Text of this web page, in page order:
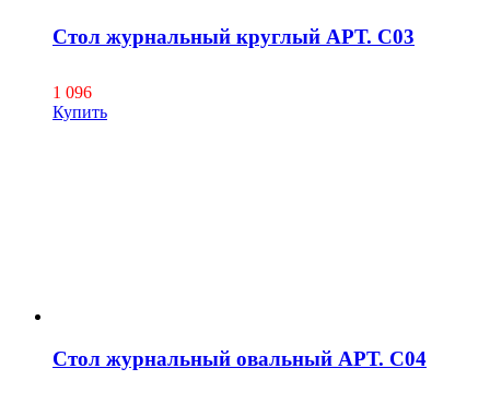
Стол журнальный круглый АРТ. С03
1 096
Купить
Стол журнальный овальный АРТ. С04